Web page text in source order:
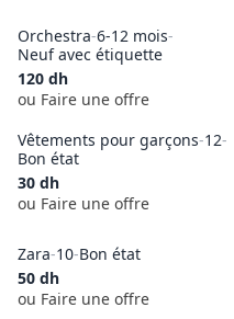
Orchestra-6-12 mois-
Neuf avec étiquette
120 dh
ou Faire une offre
Vêtements pour garçons-12-
Bon état
30 dh
ou Faire une offre
Zara-10-Bon état
50 dh
ou Faire une offre